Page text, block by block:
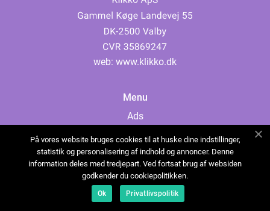
web: www.klikko.dk
Menu
Ads
Cookies
Contact
Sitemap
På vores website bruges cookies til at huske dine indstillinger,
statistik og personalisering af indhold og annoncer. Denne
information deles med tredjepart. Ved fortsat brug af websiden
godkender du cookiepolitikken.
Ok Privatlivspolitik